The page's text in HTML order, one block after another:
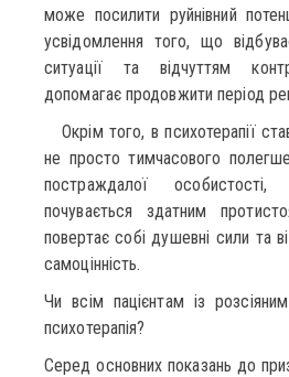
може посилити руйнівний
усвідомлення того, що
ситуації та відчуттям
допомагає продовжити період
Окрім того, в психотерапії
не просто тимчасового
постраждалої
почувається здатним
повертає собі душевні сили та
самоцінність.
Чи всім пацієнтам із
психотерапія?
Серед основних показань до